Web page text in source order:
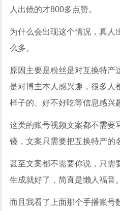
人出镜的才800多点赞。
为什么会出现这个情况，真人
么多。
原因主要是粉丝是对互换特产
是对博主本人感兴趣，很多人
样子的、好不好吃等信息感兴
这类的账号视频文案都不需要
镜，文案只需要把互换特产的
甚至文案都不需要你说，只需
生成就好了，简直是懒人福音。
而且我看了上面那个手播账号